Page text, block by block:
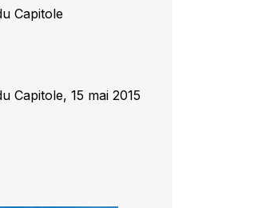
Capitole
Capitole, 15 mai 2015